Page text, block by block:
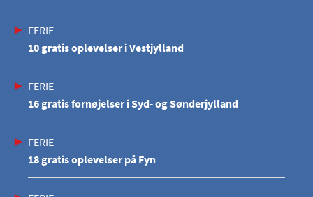
FERIE
10 gratis oplevelser i Vestjylland
FERIE
16 gratis fornøjelser i Syd- og Sønderjylland
FERIE
18 gratis oplevelser på Fyn